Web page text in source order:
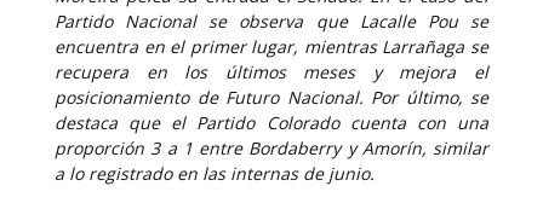
Partido Nacional se observa que Lacalle Pou se
encuentra en el primer lugar, mientras Larrañaga se
recupera en los últimos meses y mejora el
posicionamiento de Futuro Nacional. Por último, se
destaca que el Partido Colorado cuenta con una
proporción 3 a 1 entre Bordaberry y Amorín, similar
a lo registrado en las internas de junio.